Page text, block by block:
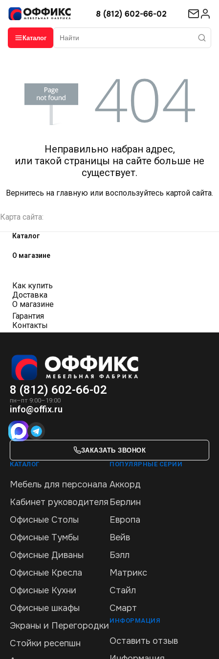
8 (812) 602-66-02
Каталог
Неправильно набран адрес,
или такой страницы на сайте больше не
существует.
Вернитесь на главную или воспользуйтесь картой сайта.
Карта сайта:
Каталог
О магазине
Как купить
Доставка
О магазине
Гарантия
Контакты
8 (812) 602-66-02
пн–пт 9:00–19:00
info@offix.ru
ЗАКАЗАТЬ ЗВОНОК
КАТАЛОГ
Мебель для персонала
Кабинет руководителя
Офисные Столы
Офисные Тумбы
Офисные Диваны
Офисные Кресла
Офисные Кухни
Офисные шкафы
Экраны и Перегородки
Стойки ресепшн
ПОПУЛЯРНЫЕ СЕРИИ
Аккорд
Берлин
Европа
Вейв
Бэлл
Матрикс
Стайл
Смарт
ИНФОРМАЦИЯ
Оставить отзыв